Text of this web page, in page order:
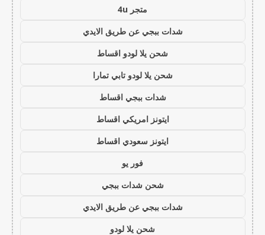
متجر 4u
شدات ببجي عن طريق الايدي
شحن يلا لودو اقساط
شحن يلا لودو تابي تمارا
شدات ببجي اقساط
ايتونز امريكي اقساط
ايتونز سعودي اقساط
فور يو
شحن شدات ببجي
شدات ببجي عن طريق الايدي
شحن يلا لودو